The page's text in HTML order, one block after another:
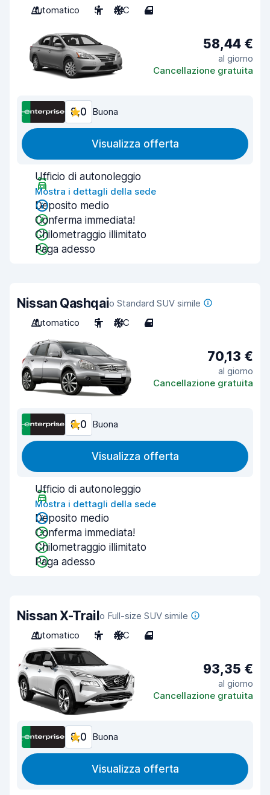
Automatico 5 A/C 4
58,44 €
al giorno
Cancellazione gratuita
8,0 Buona
Visualizza offerta
Ufficio di autonoleggio
Mostra i dettagli della sede
Deposito medio
Conferma immediata!
Chilometraggio illimitato
Paga adesso
Nissan Qashqaio Standard SUV simile
Automatico
5 A/C 4
70,13 €
al giorno
Cancellazione gratuita
8,0 Buona
Visualizza offerta
Ufficio di autonoleggio
Mostra i dettagli della sede
Deposito medio
Conferma immediata!
Chilometraggio illimitato
Paga adesso
Nissan X-Trailo Full-size SUV simile
Automatico
5 A/C 4
93,35 €
al giorno
Cancellazione gratuita
8,0 Buona
Visualizza offerta